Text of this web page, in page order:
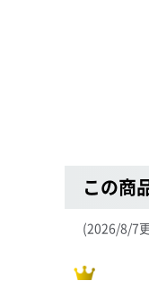
この商
(2026/8/7